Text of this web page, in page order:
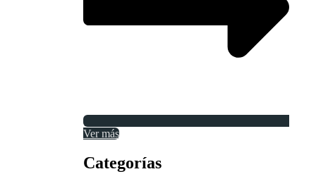
Ver más
Categorías